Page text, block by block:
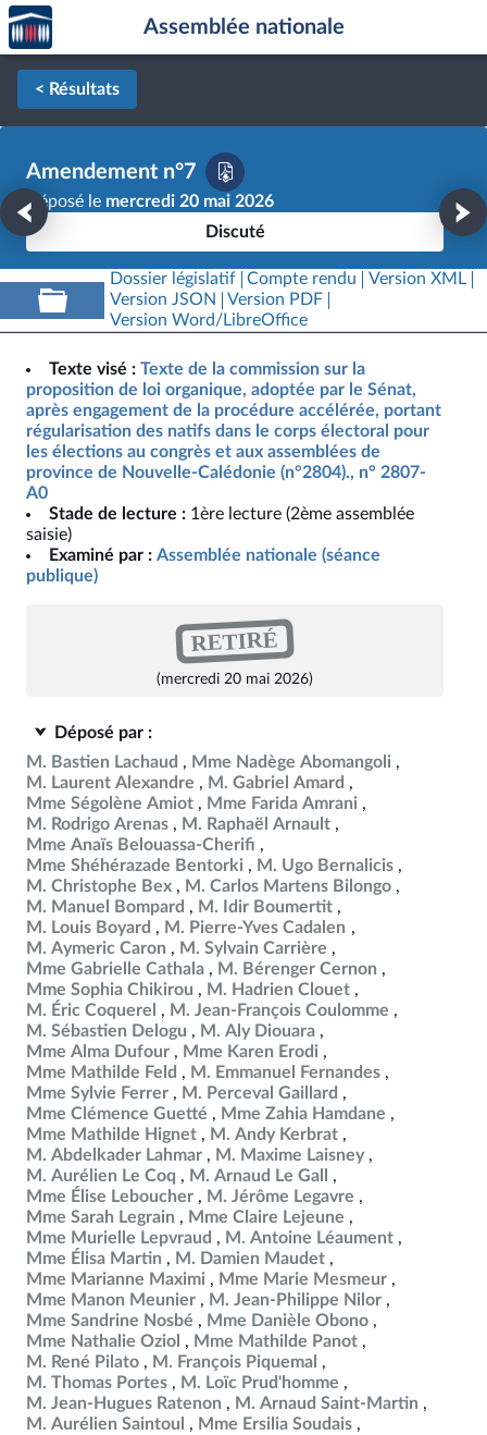
Aller au contenu
Aller en bas de la page
Accèder
à la
page
d'accueil
Assemblée nationale
< Résultats
Amendement n°7
Déposé le mercredi 20 mai 2026
Discuté
Dossier législatif Compte rendu
Version XML
Version JSON
Version PDF
Version Word/LibreOffice
Texte visé : Texte de la commission sur la
proposition de loi organique, adoptée par le Sénat,
après engagement de la procédure accélérée, portant
régularisation des natifs dans le corps électoral pour
les élections au congrès et aux assemblées de
province de Nouvelle-Calédonie (n°2804)., n° 2807-
A0
Stade de lecture : 1ère lecture (2ème assemblée
saisie)
Examiné par : Assemblée nationale (séance
publique)
RETIRÉ
(mercredi 20 mai 2026)
Déposé par :
M. Bastien Lachaud
Mme Nadège Abomangoli
M. Laurent Alexandre
M. Gabriel Amard
Mme Ségolène Amiot
Mme Farida Amrani
M. Rodrigo Arenas
M. Raphaël Arnault
Mme Anaïs Belouassa-Cherifi
Mme Shéhérazade Bentorki
M. Ugo Bernalicis
M. Christophe Bex
M. Carlos Martens Bilongo
M. Manuel Bompard
M. Idir Boumertit
M. Louis Boyard
M. Pierre-Yves Cadalen
M. Aymeric Caron
M. Sylvain Carrière
Mme Gabrielle Cathala
M. Bérenger Cernon
Mme Sophia Chikirou
M. Hadrien Clouet
M. Éric Coquerel
M. Jean-François Coulomme
M. Sébastien Delogu
M. Aly Diouara
Mme Alma Dufour
Mme Karen Erodi
Mme Mathilde Feld
M. Emmanuel Fernandes
Mme Sylvie Ferrer
M. Perceval Gaillard
Mme Clémence Guetté
Mme Zahia Hamdane
Mme Mathilde Hignet
M. Andy Kerbrat
M. Abdelkader Lahmar
M. Maxime Laisney
M. Aurélien Le Coq
M. Arnaud Le Gall
Mme Élise Leboucher
M. Jérôme Legavre
Mme Sarah Legrain
Mme Claire Lejeune
Mme Murielle Lepvraud
M. Antoine Léaument
Mme Élisa Martin
M. Damien Maudet
Mme Marianne Maximi
Mme Marie Mesmeur
Mme Manon Meunier
M. Jean-Philippe Nilor
Mme Sandrine Nosbé
Mme Danièle Obono
Mme Nathalie Oziol
Mme Mathilde Panot
M. René Pilato
M. François Piquemal
M. Thomas Portes
M. Loïc Prud'homme
M. Jean-Hugues Ratenon
M. Arnaud Saint-Martin
M. Aurélien Saintoul
Mme Ersilia Soudais